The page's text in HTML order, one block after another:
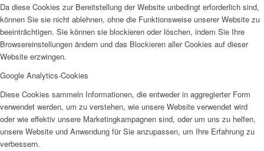
UFH
Erziehungsbeistand
Da diese Cookies zur Bereitstellung der Website unbedingt erforderlich sind,
können Sie sie nicht ablehnen, ohne die Funktionsweise unserer Website zu
beeinträchtigen. Sie können sie blockieren oder löschen, indem Sie Ihre
Browsereinstellungen ändern und das Blockieren aller Cookies auf dieser
Website erzwingen.
Google Analytics-Cookies
Diese Cookies sammeln Informationen, die entweder in aggregierter Form
verwendet werden, um zu verstehen, wie unsere Website verwendet wird
oder wie effektiv unsere Marketingkampagnen sind, oder um uns zu helfen,
unsere Website und Anwendung für Sie anzupassen, um Ihre Erfahrung zu
verbessern.